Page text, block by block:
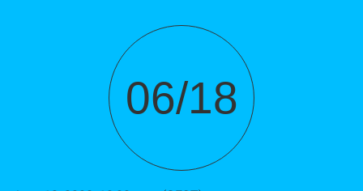
06/18